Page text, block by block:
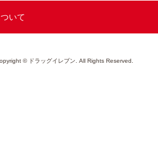
いて
© ドラッグイレブン. All Rights Reserved.